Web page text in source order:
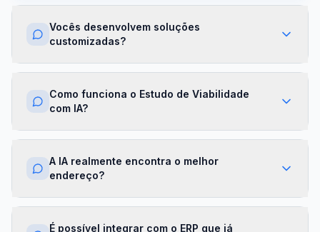
Vocês desenvolvem soluções
customizadas?
Sim. Além dos módulos prontos, criamos
algoritmos proprietários e APIs sob demanda.
sua franqueadora.
Como funciona o Estudo de Viabilidade
com IA?
Nossa IA cruza dados de mercado,
financeiras para gerar um score de viabilidade
por região. Você recebe um relatório completo
com recomendações em minutos.
A IA realmente encontra o melhor
endereço?
Sim. O módulo de Geolocalização cruza fluxo
É possível integrar com o ERP que já